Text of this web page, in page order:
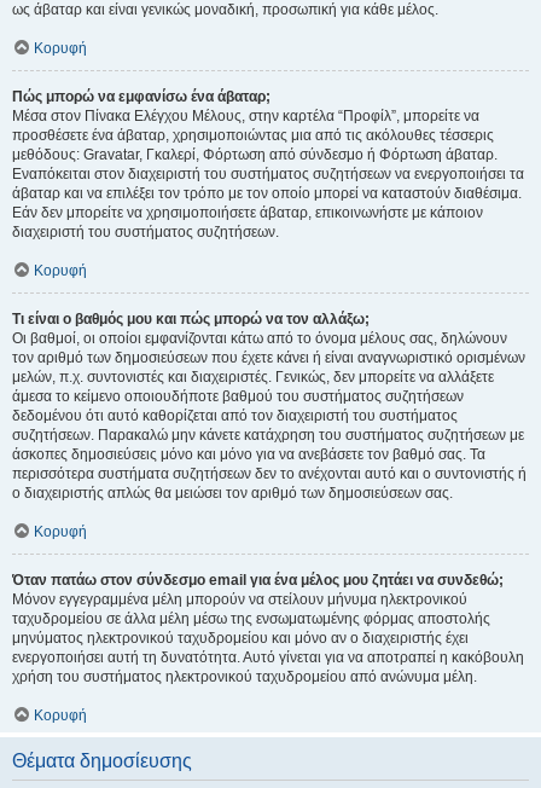
ως άβαταρ και είναι γενικώς μοναδική, προσωπική για κάθε μέλος.
Κορυφή
Πώς μπορώ να εμφανίσω ένα άβαταρ;
Μέσα στον Πίνακα Ελέγχου Μέλους, στην καρτέλα “Προφίλ”, μπορείτε να
προσθέσετε ένα άβαταρ, χρησιμοποιώντας μια από τις ακόλουθες τέσσερις
μεθόδους: Gravatar, Γκαλερί, Φόρτωση από σύνδεσμο ή Φόρτωση άβαταρ.
Εναπόκειται στον διαχειριστή του συστήματος συζητήσεων να ενεργοποιήσει τα
άβαταρ και να επιλέξει τον τρόπο με τον οποίο μπορεί να καταστούν διαθέσιμα.
Εάν δεν μπορείτε να χρησιμοποιήσετε άβαταρ, επικοινωνήστε με κάποιον
διαχειριστή του συστήματος συζητήσεων.
Κορυφή
Τι είναι ο βαθμός μου και πώς μπορώ να τον αλλάξω;
Οι βαθμοί, οι οποίοι εμφανίζονται κάτω από το όνομα μέλους σας, δηλώνουν
τον αριθμό των δημοσιεύσεων που έχετε κάνει ή είναι αναγνωριστικό ορισμένων
μελών, π.χ. συντονιστές και διαχειριστές. Γενικώς, δεν μπορείτε να αλλάξετε
άμεσα το κείμενο οποιουδήποτε βαθμού του συστήματος συζητήσεων
δεδομένου ότι αυτό καθορίζεται από τον διαχειριστή του συστήματος
συζητήσεων. Παρακαλώ μην κάνετε κατάχρηση του συστήματος συζητήσεων με
άσκοπες δημοσιεύσεις μόνο και μόνο για να ανεβάσετε τον βαθμό σας. Τα
περισσότερα συστήματα συζητήσεων δεν το ανέχονται αυτό και ο συντονιστής ή
ο διαχειριστής απλώς θα μειώσει τον αριθμό των δημοσιεύσεων σας.
Κορυφή
Όταν πατάω στον σύνδεσμο email για ένα μέλος μου ζητάει να συνδεθώ;
Μόνον εγγεγραμμένα μέλη μπορούν να στείλουν μήνυμα ηλεκτρονικού
ταχυδρομείου σε άλλα μέλη μέσω της ενσωματωμένης φόρμας αποστολής
μηνύματος ηλεκτρονικού ταχυδρομείου και μόνο αν ο διαχειριστής έχει
ενεργοποιήσει αυτή τη δυνατότητα. Αυτό γίνεται για να αποτραπεί η κακόβουλη
χρήση του συστήματος ηλεκτρονικού ταχυδρομείου από ανώνυμα μέλη.
Κορυφή
Θέματα δημοσίευσης